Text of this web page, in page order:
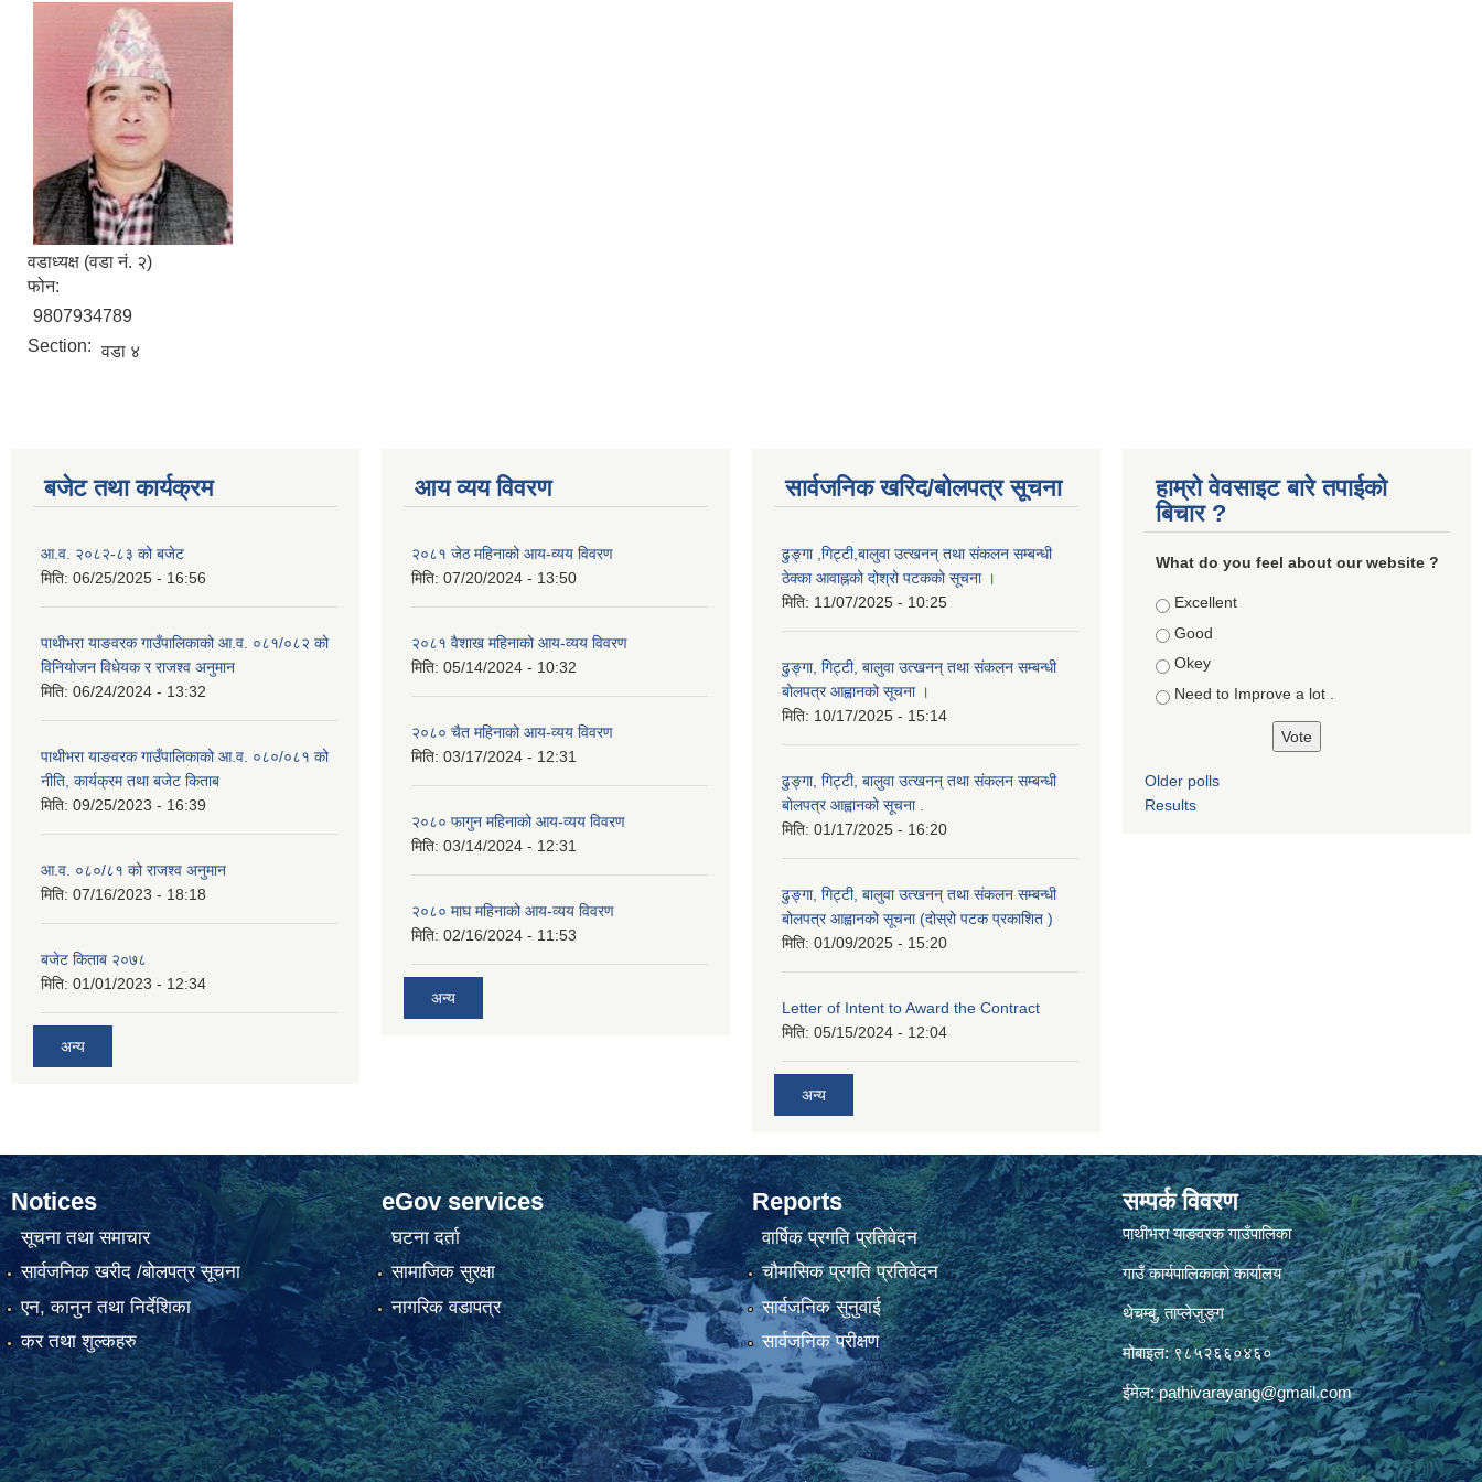
वडाध्यक्ष (वडा नं. २)
फोन:
9807934789
Section: वडा ४
बजेट तथा कार्यक्रम
आ.व. २०८२-८३ को बजेट
मिति: 06/25/2025 - 16:56
पाथीभरा याङवरक गाउँपालिकाको आ.व. ०८१/०८२ को
विनियोजन विधेयक र राजश्व अनुमान
मिति: 06/24/2024 - 13:32
पाथीभरा याङवरक गाउँपालिकाको आ.व. ०८०/०८१ को
नीति, कार्यक्रम तथा बजेट किताब
मिति: 09/25/2023 - 16:39
आ.व. ०८०/८१ को राजश्व अनुमान
मिति: 07/16/2023 - 18:18
बजेट किताब २०७८
मिति: 01/01/2023 - 12:34
अन्य
आय व्यय विवरण
२०८१ जेठ महिनाको आय-व्यय विवरण
मिति: 07/20/2024 - 13:50
२०८१ वैशाख महिनाको आय-व्यय विवरण
मिति: 05/14/2024 - 10:32
२०८० चैत महिनाको आय-व्यय विवरण
मिति: 03/17/2024 - 12:31
२०८० फागुन महिनाको आय-व्यय विवरण
मिति: 03/14/2024 - 12:31
२०८० माघ महिनाको आय-व्यय विवरण
मिति: 02/16/2024 - 11:53
अन्य
सार्वजनिक खरिद/बोलपत्र सूचना
ढुङ्गा ,गिट्टी,बालुवा उत्खनन् तथा संकलन सम्बन्धी
ठेक्का आवाह्नको दोश्रो पटकको सूचना ।
मिति: 11/07/2025 - 10:25
ढुङ्गा, गिट्टी, बालुवा उत्खनन् तथा संकलन सम्बन्धी
बोलपत्र आह्वानको सूचना ।
मिति: 10/17/2025 - 15:14
ढुङ्गा, गिट्टी, बालुवा उत्खनन् तथा संकलन सम्बन्धी
बोलपत्र आह्वानको सूचना .
मिति: 01/17/2025 - 16:20
ढुङ्गा, गिट्टी, बालुवा उत्खनन् तथा संकलन सम्बन्धी
बोलपत्र आह्वानको सूचना (दोस्रो पटक प्रकाशित )
मिति: 01/09/2025 - 15:20
Letter of Intent to Award the Contract
मिति: 05/15/2024 - 12:04
अन्य
हाम्रो वेवसाइट बारे तपाईको
बिचार ?
What do you feel about our website ?
Choices
Excellent
Good
Okey
Need to Improve a lot .
Older polls
Results
Notices
सूचना तथा समाचार
सार्वजनिक खरीद /बोलपत्र सूचना
एन, कानुन तथा निर्देशिका
कर तथा शुल्कहरु
eGov services
घटना दर्ता
सामाजिक सुरक्षा
नागरिक वडापत्र
Reports
वार्षिक प्रगति प्रतिवेदन
चौमासिक प्रगति प्रतिवेदन
सार्वजनिक सुनुवाई
सार्वजनिक परीक्षण
सम्पर्क विवरण
पाथीभरा याङवरक गाउँपालिका
गाउँ कार्यपालिकाको कार्यालय
थेचम्बु, ताप्लेजुङ्ग
मोबाइल: ९८५२६६०४६०
ईमेल:pathivarayang@gmail.com